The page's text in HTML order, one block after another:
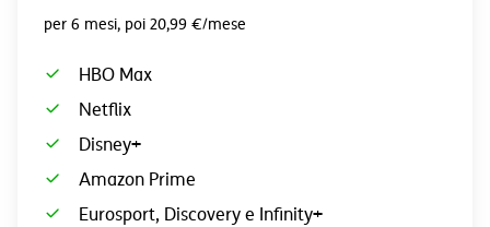
per 6 mesi, poi 20,99 €/mese
HBO Max
Netflix
Disney+
Amazon Prime
Eurosport, Discovery e Infinity+